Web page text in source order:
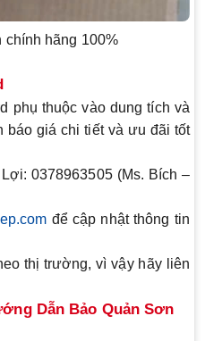
chính hãng 100%
phụ thuộc vào dung tích và
giá chi tiết và ưu đãi tốt
0378963505 (Ms. Bích –
để cập nhật thông tin
thị trường, vì vậy hãy liên
Dẫn Bảo Quản Sơn